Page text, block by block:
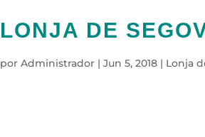
LONJA DE
por Administrador | Jun 5, 2018 | Lonja